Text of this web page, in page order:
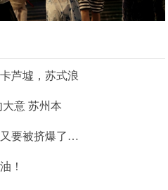
芦墟，苏式浪
意 苏州本
要被挤爆了…
！